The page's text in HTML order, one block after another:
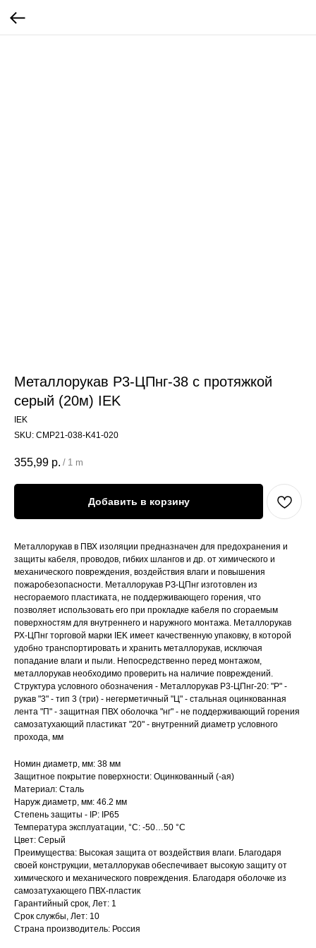
Металлорукав Р3-ЦПнг-38 с протяжкой
серый (20м) IEK
IEK
SKU: CMP21-038-K41-020
355,99 р. / 1 m
Добавить в корзину
Металлорукав в ПВХ изоляции предназначен для предохранения и
защиты кабеля, проводов, гибких шлангов и др. от химического и
механического повреждения, воздействия влаги и повышения
пожаробезопасности. Металлорукав РЗ-ЦПнг изготовлен из
несгораемого пластиката, не поддерживающего горения, что
позволяет использовать его при прокладке кабеля по сгораемым
поверхностям для внутреннего и наружного монтажа. Металлорукав
РХ-ЦПнг торговой марки IEK имеет качественную упаковку, в которой
удобно транспортировать и хранить металлорукав, исключая
попадание влаги и пыли. Непосредственно перед монтажом,
металлорукав необходимо проверить на наличие повреждений.
Структура условного обозначения - Металлорукав Р3-ЦПнг-20: "Р" -
рукав "3" - тип 3 (три) - негерметичный "Ц" - стальная оцинкованная
лента "П" - защитная ПВХ оболочка "нг" - не поддерживающий горения
самозатухающий пластикат "20" - внутренний диаметр условного
прохода, мм
Номин диаметр, мм: 38 мм
Защитное покрытие поверхности: Оцинкованный (-ая)
Материал: Сталь
Наруж диаметр, мм: 46.2 мм
Степень защиты - IP: IP65
Температура эксплуатации, °C: -50…50 °C
Цвет: Серый
Преимущества: Высокая защита от воздействия влаги. Благодаря
своей конструкции, металлорукав обеспечивает высокую защиту от
химического и механического повреждения. Благодаря оболочке из
самозатухающего ПВХ-пластик
Гарантийный срок, Лет: 1
Срок службы, Лет: 10
Страна производитель: Россия